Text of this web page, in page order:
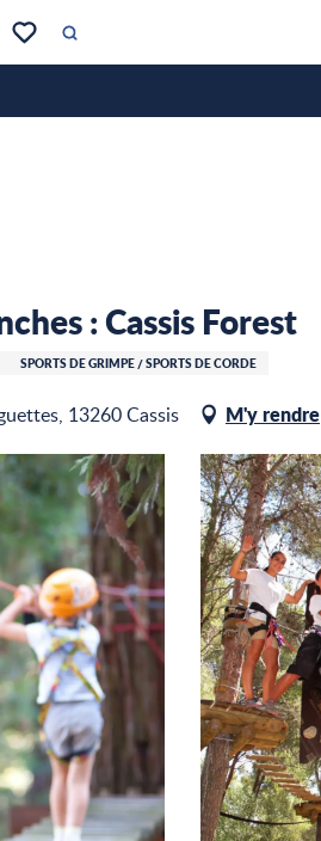
Voir les favoris
Recherche
: Cassis Forest
SPORTS DE GRIMPE / SPORTS DE CORDE
13260 Cassis M'y rendre